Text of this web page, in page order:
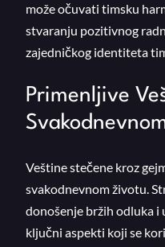
može očuvati timsku
stvaranju pozitivnog
zajedničkog identiteta
Primenljive
Veštine stečene kroz
svakodnevnom životu.
donošenje bržih odluka i
ključni aspekti koji se